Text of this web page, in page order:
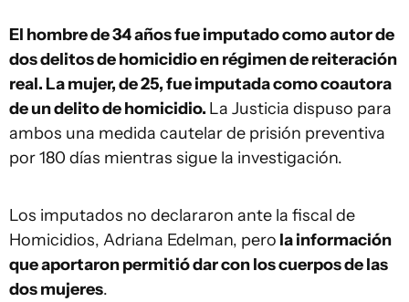
El hombre de 34 años fue imputado como autor de
dos delitos de homicidio en régimen de reiteración
real. La mujer, de 25, fue imputada como coautora
de un delito de homicidio. La Justicia dispuso para
ambos una medida cautelar de prisión preventiva
por 180 días mientras sigue la investigación.
Los imputados no declararon ante la fiscal de
Homicidios, Adriana Edelman, pero la información
que aportaron permitió dar con los cuerpos de las
dos mujeres.